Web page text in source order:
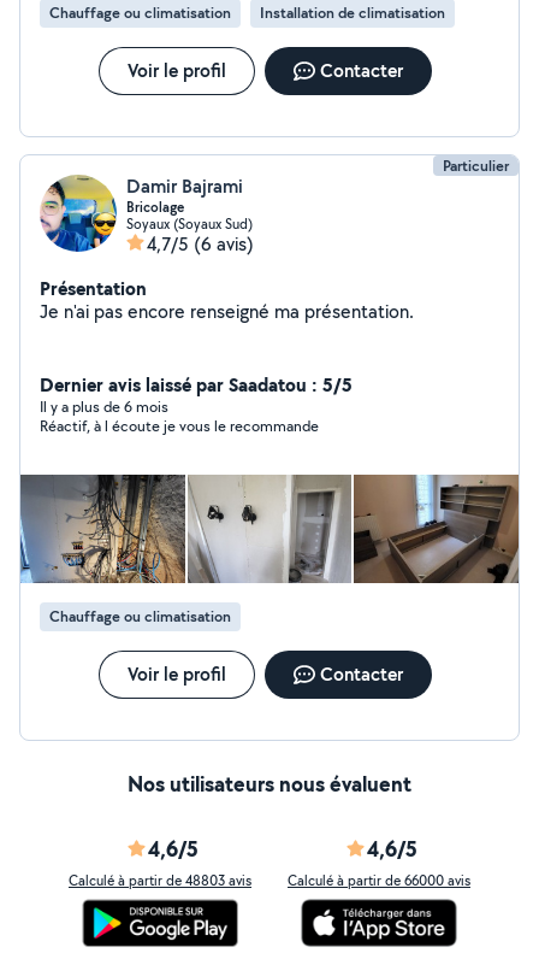
Chauffage ou climatisation Installation de climatisation
Voir le profil Contacter
Particulier
Damir Bajrami
Bricolage
Soyaux (Soyaux Sud)
4,7/5 (6 avis)
Présentation
Je n'ai pas encore renseigné ma présentation.
Dernier avis laissé par Saadatou : 5/5
Il y a plus de 6 mois
Réactif, à l écoute je vous le recommande
Chauffage ou climatisation
Voir le profil Contacter
Nos utilisateurs nous évaluent
4,6/5
Calculé à partir de 48803 avis
4,6/5
Calculé à partir de 66000 avis